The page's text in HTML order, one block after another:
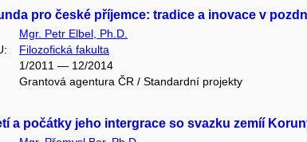
pro české příjemce: tradice a inovace v
Mgr. Petr Elbel, Ph.D.
Filozofická fakulta
1/2011 — 12/2014
Grantová agentura ČR / Standardní projekty
a počátky jeho intergrace so svazku zemíí